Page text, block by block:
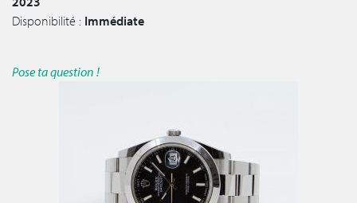
Disponibilité : Immédiate
Pose ta question !